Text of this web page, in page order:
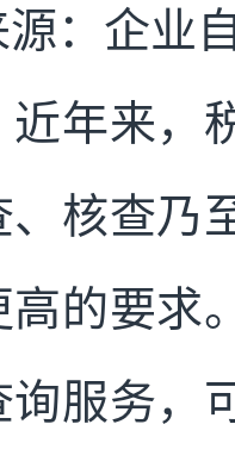
：企业
近年来，
、核查乃
高的要求
询服务，